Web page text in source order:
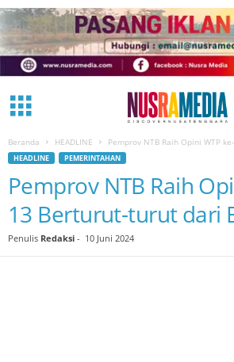
Beranda HEADLINE Pemprov NTB Raih Opini WTP
HEADLINE PEMERINTAHAN
Pemprov NTB Raih
13 Berturut-turut dari
Penulis Redaksi - 10 Juni 2024